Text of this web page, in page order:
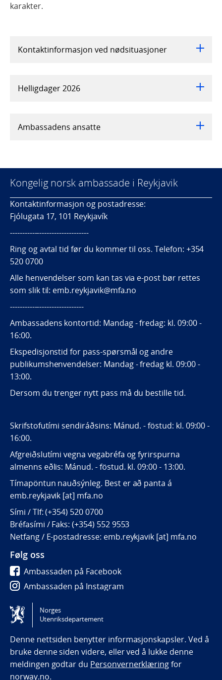
karakter.
Kontaktinformasjon ved nødsituasjoner
Helligdager 2026
Ambassadens ansatte
Kongelig norsk ambassade i Reykjavik
Kontaktinformasjon og postadresse:
Fjólugata 17, 101 Reykjavík
--------------------------------
Ring og avtal tid før du kommer til oss. Telefon: +354
520 0700
Alle henvendelser som kan tas via e-post bør rettes
som slik til: emb.reykjavik@mfa.no
------------------------------
Ambassadens kontortid: Mandag - fredag: kl. 09:00 -
16:00.
Ekspedisjonstid for pass-spørsmål og andre
publikumshenvendelser: Mandag - fredag kl. 09:00 -
13:00.
Dersom du trenger nytt pass må du bestille tid.
Skrifstofutími sendiráðsins: Mánud. - föstud: kl. 09:00 -
16:00.
Afgreiðslutími vegna vegabréfa og fyrirspurna
almenns eðlis: Mánud. - föstud. kl. 09:00 - 13:00.
Tímapöntun nauðsýnleg. Best er að panta á
emb.reykjavik [at] mfa.no
Sími / Tlf: (+354) 520 0700
Bréfasími / Faks: (+354) 552 9553
Netfang / E-postadresse: emb.reykjavik [at] mfa.no
Følg oss
Ambassaden på Facebook
Ambassaden på Instagram
Ambassaden på LinkedIn
Tilgjengelighetserklæring / Accessibility statement
(NO)
Norges
Utenriksdepartement
Denne nettsiden benytter informasjonskapsler. Ved å
bruke denne siden videre, eller ved å lukke denne
meldingen godtar du Personvernerklæringfor
norway.no.